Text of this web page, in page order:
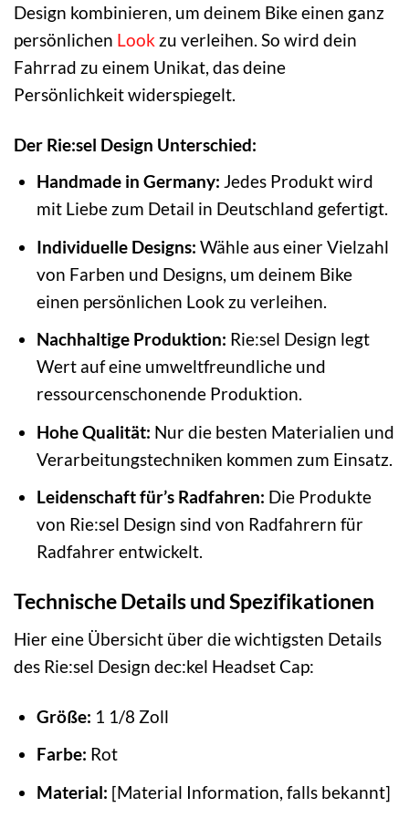
Design kombinieren, um deinem Bike einen ganz
persönlichen Look zu verleihen. So wird dein
Fahrrad zu einem Unikat, das deine
Persönlichkeit widerspiegelt.
Der Rie:sel Design Unterschied:
Handmade in Germany: Jedes Produkt wird
mit Liebe zum Detail in Deutschland gefertigt.
Individuelle Designs: Wähle aus einer Vielzahl
von Farben und Designs, um deinem Bike
einen persönlichen Look zu verleihen.
Nachhaltige Produktion: Rie:sel Design legt
Wert auf eine umweltfreundliche und
ressourcenschonende Produktion.
Hohe Qualität: Nur die besten Materialien und
Verarbeitungstechniken kommen zum Einsatz.
Leidenschaft für’s Radfahren: Die Produkte
von Rie:sel Design sind von Radfahrern für
Radfahrer entwickelt.
Technische Details und Spezifikationen
Hier eine Übersicht über die wichtigsten Details
des Rie:sel Design dec:kel Headset Cap:
Größe: 1 1/8 Zoll
Farbe: Rot
Material: [Material Information, falls bekannt]